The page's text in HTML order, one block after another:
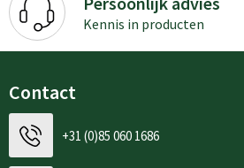
Kennis in producten
Contact
+31 (0)85 060 1686